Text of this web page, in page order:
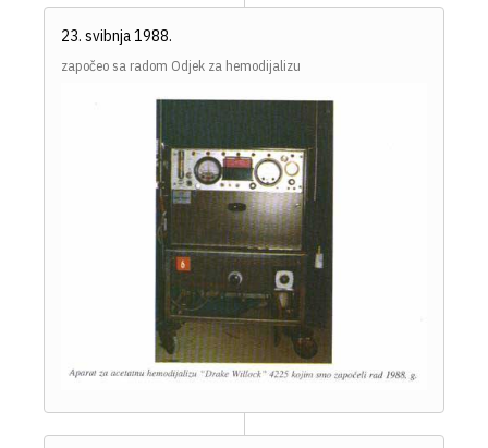
23. svibnja 1988.
započeo sa radom Odjek za hemodijalizu